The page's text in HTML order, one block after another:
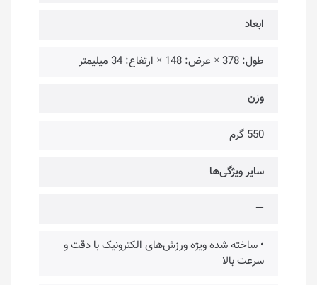
ابعاد
طول: 378 × عرض: 148 × ارتفاع: 34 میلیمتر
وزن
550 گرم
سایر ویژگی‌ها
—
• ساخته شده ویژه ورزش‌های الکترونیک با دقت و
سرعت بالا